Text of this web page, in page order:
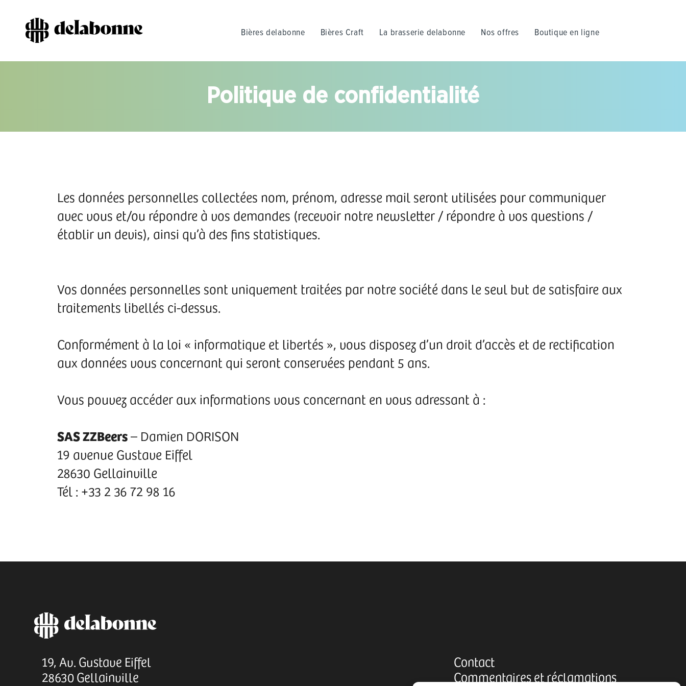
Bières delabonne Bières Craft La brasserie delabonne Nos offres Boutique en ligne
Politique de confidentialité
Les données personnelles collectées nom, prénom, adresse mail seront utilisées pour communiquer
avec vous et/ou répondre à vos demandes (recevoir notre newsletter / répondre à vos questions /
établir un devis), ainsi qu’à des fins statistiques.
Vos données personnelles sont uniquement traitées par notre société dans le seul but de satisfaire aux
traitements libellés ci-dessus.
Conformément à la loi « informatique et libertés », vous disposez d’un droit d’accès et de rectification
aux données vous concernant qui seront conservées pendant 5 ans.
Vous pouvez accéder aux informations vous concernant en vous adressant à :
SAS ZZBeers– Damien DORISON
19 avenue Gustave Eiffel
28630 Gellainville
Tél : +33 2 36 72 98 16
19, Av. Gustave Eiffel
28630 Gellainville
Contact
Commentaires et réclamations